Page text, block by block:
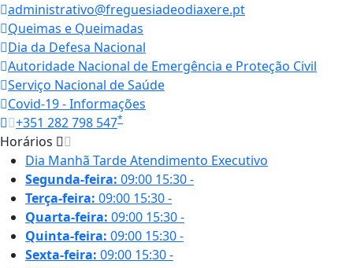
administrativo@freguesiadeodiaxere.pt
Queimas e Queimadas
Dia da Defesa Nacional
Autoridade Nacional de Emergência e Proteção Civil
Serviço Nacional de Saúde
Covid-19 - Informações
+351 282 798 547*
Horários
Dia Manhã TardeAtendimento Executivo
Segunda-feira: 09:00 15:30-
Terça-feira: 09:00 15:30-
Quarta-feira: 09:00 15:30-
Quinta-feira: 09:00 15:30-
Sexta-feira: 09:00 15:30-